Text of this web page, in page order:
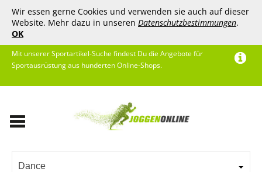
Wir essen gerne Cookies und verwenden sie auch auf dieser
Website. Mehr dazu in unseren Datenschutzbestimmungen.
OK
Mit unserer Sportartikel-Suche findest Du die Angebote für
Sportausrüstung aus hunderten Online-Shops.
Dance